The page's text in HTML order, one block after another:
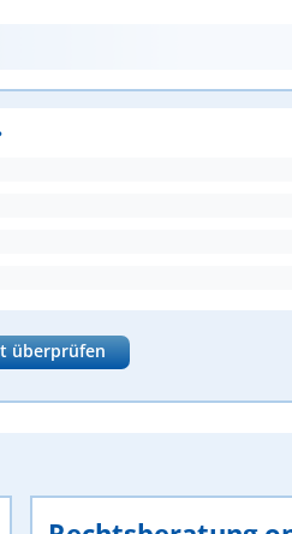
überprüfen